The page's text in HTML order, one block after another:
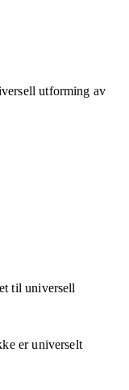
utforming av
til universell
er universelt